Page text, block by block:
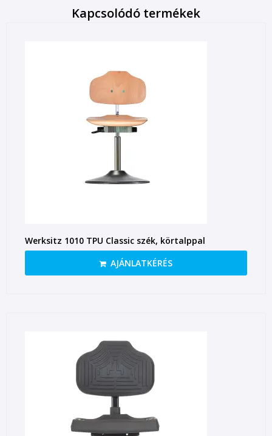
Kapcsolódó termékek
Werksitz 1010 TPU Classic szék, körtalppal
AJÁNLATKÉRÉS